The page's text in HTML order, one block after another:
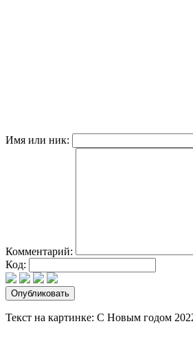
Имя или ник:
Комментарий:
Код:
Текст на картинке: С Новым годом